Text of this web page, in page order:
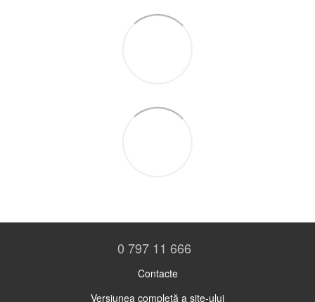
0 797 11 666
Contacte
Versiunea completă a site-ului